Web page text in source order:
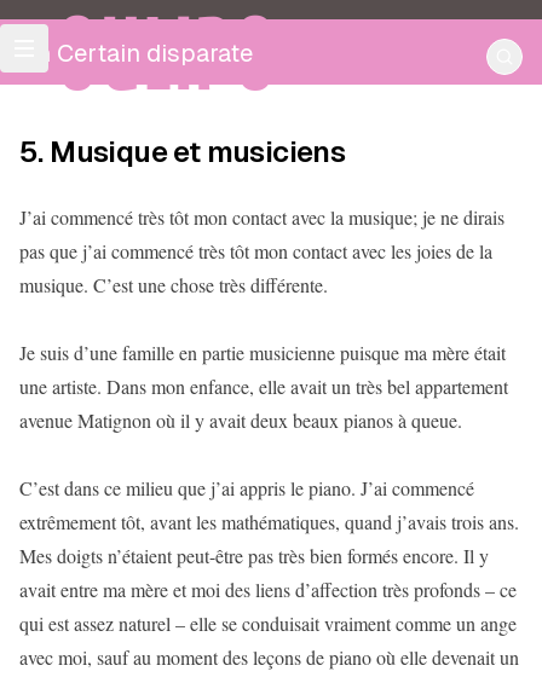
OULIPO
Un Certain disparate
5. Musique et musiciens
J’ai commencé très tôt mon contact avec la musique; je ne dirais
pas que j’ai commencé très tôt mon contact avec les joies de la
musique. C’est une chose très différente.
Je suis d’une famille en partie musicienne puisque ma mère était
une artiste. Dans mon enfance, elle avait un très bel appartement
avenue Matignon où il y avait deux beaux pianos à queue.
C’est dans ce milieu que j’ai appris le piano. J’ai commencé
extrêmement tôt, avant les mathématiques, quand j’avais trois ans.
Mes doigts n’étaient peut-être pas très bien formés encore. Il y
avait entre ma mère et moi des liens d’affection très profonds – ce
qui est assez naturel – elle se conduisait vraiment comme un ange
avec moi, sauf au moment des leçons de piano où elle devenait un